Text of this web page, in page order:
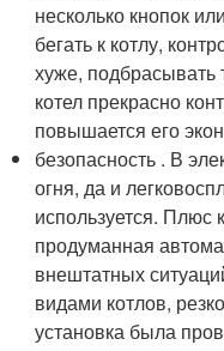
несколько кнопок
бегать к котлу,
хуже, подбрасывать
котел прекрасно
повышается его
безопасность . В
огня, да и
используется. Плюс
продуманная
внештатных
видами котлов,
установка была